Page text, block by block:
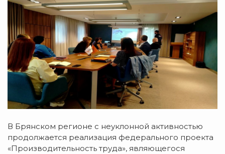
В Брянском регионе с неуклонной активностью
продолжается реализация федерального проекта
«Производительность труда», являющегося